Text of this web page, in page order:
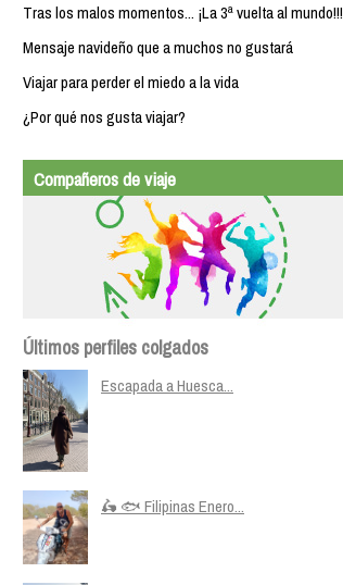
Tras los malos momentos... ¡La 3ª vuelta al mundo!!!
Mensaje navideño que a muchos no gustará
Viajar para perder el miedo a la vida
¿Por qué nos gusta viajar?
Compañeros de viaje
Últimos perfiles colgados
Escapada a Huesca...
🛵 🐟 Filipinas Enero...